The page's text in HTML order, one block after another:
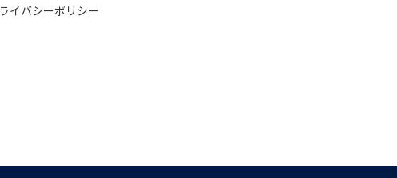
イバシーポリシー